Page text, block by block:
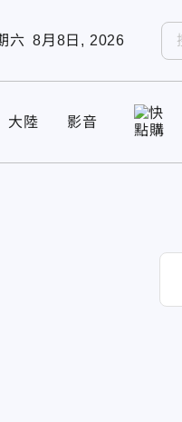
六 8月8日, 2026
大陸 影音